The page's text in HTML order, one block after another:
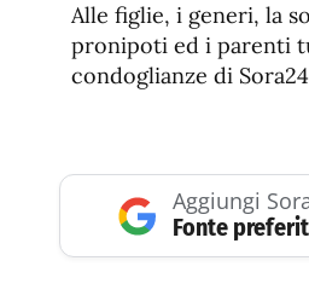
Alle figlie, i generi, la
pronipoti ed i parenti
condoglianze di
Aggiungi
Fonte